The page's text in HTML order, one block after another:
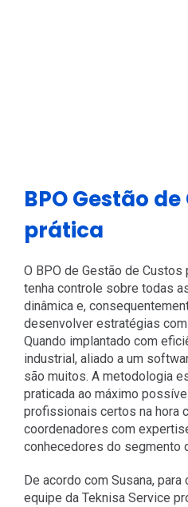
BPO Gestão
prática
O BPO de Gestão de
tenha controle sobre todas
dinâmica e,
desenvolver estratégias
Quando implantado com
industrial, aliado a um
são muitos. A metodologia
praticada ao máximo
profissionais certos na hora
coordenadores com
conhecedores do segmento
De acordo com Susana,
equipe da Teknisa Service